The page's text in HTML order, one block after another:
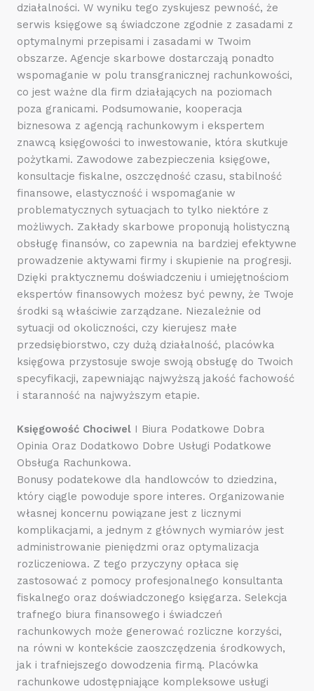
działalności. W wyniku tego zyskujesz pewność, że
serwis księgowe są świadczone zgodnie z zasadami z
optymalnymi przepisami i zasadami w Twoim
obszarze. Agencje skarbowe dostarczają ponadto
wspomaganie w polu transgranicznej rachunkowości,
co jest ważne dla firm działających na poziomach
poza granicami. Podsumowanie, kooperacja
biznesowa z agencją rachunkowym i ekspertem
znawcą księgowości to inwestowanie, która skutkuje
pożytkami. Zawodowe zabezpieczenia księgowe,
konsultacje fiskalne, oszczędność czasu, stabilność
finansowe, elastyczność i wspomaganie w
problematycznych sytuacjach to tylko niektóre z
możliwych. Zakłady skarbowe proponują holistyczną
obsługę finansów, co zapewnia na bardziej efektywne
prowadzenie aktywami firmy i skupienie na progresji.
Dzięki praktycznemu doświadczeniu i umiejętnościom
ekspertów finansowych możesz być pewny, że Twoje
środki są właściwie zarządzane. Niezależnie od
sytuacji od okoliczności, czy kierujesz małe
przedsiębiorstwo, czy dużą działalność, placówka
księgowa przystosuje swoje swoją obsługę do Twoich
specyfikacji, zapewniając najwyższą jakość fachowość
i staranność na najwyższym etapie.
Księgowość Chociwel I Biura Podatkowe Dobra
Opinia Oraz Dodatkowo Dobre Usługi Podatkowe
Obsługa Rachunkowa.
Bonusy podatekowe dla handlowców to dziedzina,
który ciągle powoduje spore interes. Organizowanie
własnej koncernu powiązane jest z licznymi
komplikacjami, a jednym z głównych wymiarów jest
administrowanie pieniędzmi oraz optymalizacja
rozliczeniowa. Z tego przyczyny opłaca się
zastosować z pomocy profesjonalnego konsultanta
fiskalnego oraz doświadczonego księgarza. Selekcja
trafnego biura finansowego i świadczeń
rachunkowych może generować rozliczne korzyści,
na równi w kontekście zaoszczędzenia środkowych,
jak i trafniejszego dowodzenia firmą. Placówka
rachunkowe udostępniające kompleksowe usługi